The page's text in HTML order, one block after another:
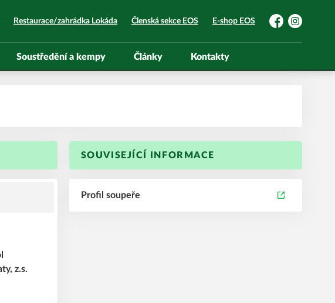
Restaurace/zahrádka Lokáda Členská sekce EOS E-shop EOS
FacebookInstagram
Soustředění a kempy Články Kontakty
SOUVISEJÍCÍ INFORMACE
Profil soupeře